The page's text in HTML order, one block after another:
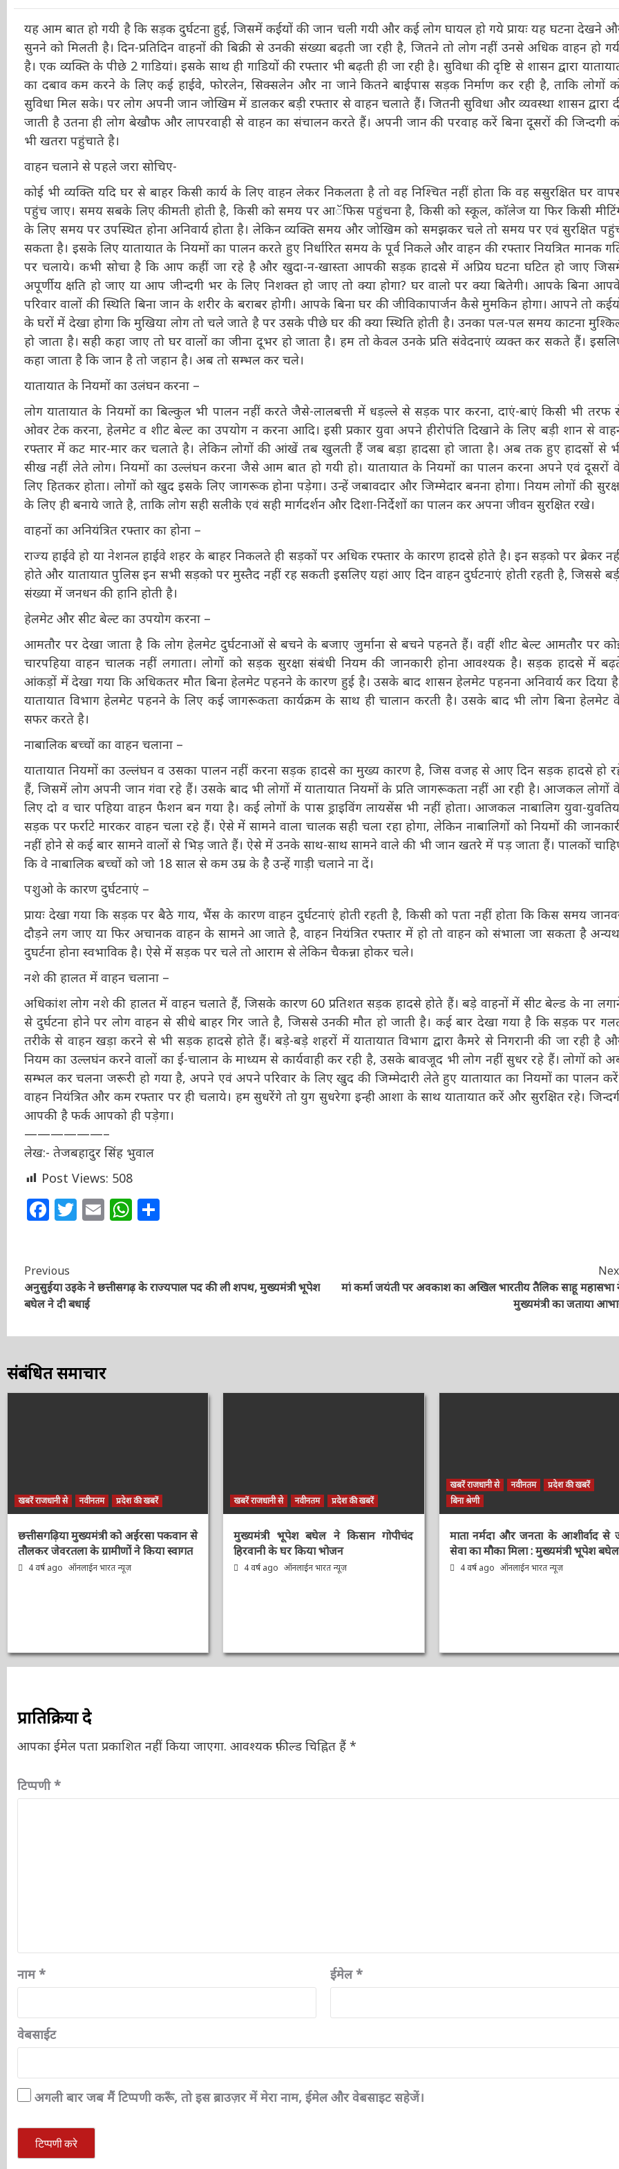
यह आम बात हो गयी है कि सड़क दुर्घटना हुई, जिसमें कईयों की जान चली गयी और कई लोग घायल हो गये प्रायः यह घटना देखने
और सुनने को मिलती है। दिन-प्रतिदिन वाहनों की बिक्री से उनकी संख्या बढ़ती जा रही है, जितने तो लोग नहीं उनसे अधिक वाहन हो
गयी है। एक व्यक्ति के पीछे 2 गाडियां। इसके साथ ही गाडियों की रफ्तार भी बढ़ती ही जा रही है। सुविधा की दृष्टि से शासन द्वारा
यातायात का दबाव कम करने के लिए कई हाईवे, फोरलेन, सिक्सलेन और ना जाने कितने बाईपास सड़क निर्माण कर रही है, ताकि
लोगों को सुविधा मिल सके। पर लोग अपनी जान जोखिम में डालकर बड़ी रफ्तार से वाहन चलाते हैं। जितनी सुविधा और व्यवस्था
शासन द्वारा दी जाती है उतना ही लोग बेखौफ और लापरवाही से वाहन का संचालन करते हैं। अपनी जान की परवाह करें बिना दूसरों
की जिन्दगी को भी खतरा पहुंचाते है।
वाहन चलाने से पहले जरा सोचिए-
कोई भी व्यक्ति यदि घर से बाहर किसी कार्य के लिए वाहन लेकर निकलता है तो वह निश्चित नहीं होता कि वह ससुरक्षित घर वापस
पहुंच जाए। समय सबके लिए कीमती होती है, किसी को समय पर आॅफिस पहुंचना है, किसी को स्कूल, काॅलेज या फिर किसी
मीटिंग के लिए समय पर उपस्थित होना अनिवार्य होता है। लेकिन व्यक्ति समय और जोखिम को समझकर चले तो समय पर एवं
सुरक्षित पहुंच सकता है। इसके लिए यातायात के नियमों का पालन करते हुए निर्धारित समय के पूर्व निकले और वाहन की रफ्तार
नियत्रित मानक गति पर चलाये। कभी सोचा है कि आप कहीं जा रहे है और खुदा-न-खास्ता आपकी सड़क हादसे में अप्रिय घटना
घटित हो जाए जिसमें अपूर्णीय क्षति हो जाए या आप जीन्दगी भर के लिए निशक्त हो जाए तो क्या होगा? घर वालो पर क्या बितेगी।
आपके बिना आपके परिवार वालों की स्थिति बिना जान के शरीर के बराबर होगी। आपके बिना घर की जीविकापार्जन कैसे मुमकिन
होगा। आपने तो कईयों के घरों में देखा होगा कि मुखिया लोग तो चले जाते है पर उसके पीछे घर की क्या स्थिति होती है। उनका पल-
पल समय काटना मुश्किल हो जाता है। सही कहा जाए तो घर वालों का जीना दूभर हो जाता है। हम तो केवल उनके प्रति संवेदनाएं
व्यक्त कर सकते हैं। इसलिए कहा जाता है कि जान है तो जहान है। अब तो सम्भल कर चले।
यातायात के नियमों का उलंघन करना –
लोग यातायात के नियमों का बिल्कुल भी पालन नहीं करते जैसे-लालबत्ती में धड़ल्ले से सड़क पार करना, दाएं-बाएं किसी भी तरफ से
ओवर टेक करना, हेलमेट व शीट बेल्ट का उपयोग न करना आदि। इसी प्रकार युवा अपने हीरोपंति दिखाने के लिए बड़ी शान से वाहन
रफ्तार में कट मार-मार कर चलाते है। लेकिन लोगों की आंखें तब खुलती हैं जब बड़ा हादसा हो जाता है। अब तक हुए हादसों से भी
सीख नहीं लेते लोग। नियमों का उल्लंघन करना जैसे आम बात हो गयी हो। यातायात के नियमों का पालन करना अपने एवं दूसरों के
लिए हितकर होता। लोगों को खुद इसके लिए जागरूक होना पड़ेगा। उन्हें जबावदार और जिम्मेदार बनना होगा। नियम लोगों की सुरक्षा
के लिए ही बनाये जाते है, ताकि लोग सही सलीके एवं सही मार्गदर्शन और दिशा-निर्देशों का पालन कर अपना जीवन सुरक्षित रखे।
वाहनों का अनियंत्रित रफ्तार का होना –
राज्य हाईवे हो या नेशनल हाईवे शहर के बाहर निकलते ही सड़कों पर अधिक रफ्तार के कारण हादसे होते है। इन सड़को पर ब्रेकर
नहीं होते और यातायात पुलिस इन सभी सड़को पर मुस्तैद नहीं रह सकती इसलिए यहां आए दिन वाहन दुर्घटनाएं होती रहती है,
जिससे बड़ी संख्या में जनधन की हानि होती है।
हेलमेट और सीट बेल्ट का उपयोग करना –
आमतौर पर देखा जाता है कि लोग हेलमेट दुर्घटनाओं से बचने के बजाए जुर्माना से बचने पहनते हैं। वहीं शीट बेल्ट आमतौर पर कोई
चारपहिया वाहन चालक नहीं लगाता। लोगों को सड़क सुरक्षा संबंधी नियम की जानकारी होना आवश्यक है। सड़क हादसे में बढ़ते
आंकड़ों में देखा गया कि अधिकतर मौत बिना हेलमेट पहनने के कारण हुई है। उसके बाद शासन हेलमेट पहनना अनिवार्य कर दिया है।
यातायात विभाग हेलमेट पहनने के लिए कई जागरूकता कार्यक्रम के साथ ही चालान करती है। उसके बाद भी लोग बिना हेलमेट के
सफर करते है।
नाबालिक बच्चों का वाहन चलाना –
यातायात नियमों का उल्लंघन व उसका पालन नहीं करना सड़क हादसे का मुख्य कारण है, जिस वजह से आए दिन सड़क हादसे हो रहे
हैं, जिसमें लोग अपनी जान गंवा रहे हैं। उसके बाद भी लोगों में यातायात नियमों के प्रति जागरूकता नहीं आ रही है। आजकल लोगों
के लिए दो व चार पहिया वाहन फैशन बन गया है। कई लोगों के पास ड्राइविंग लायसेंस भी नहीं होता। आजकल नाबालिग युवा-
युवतियां सड़क पर फर्राटे मारकर वाहन चला रहे हैं। ऐसे में सामने वाला चालक सही चला रहा होगा, लेकिन नाबालिगों को नियमों की
जानकारी नहीं होने से कई बार सामने वालों से भिड़ जाते हैं। ऐसे में उनके साथ-साथ सामने वाले की भी जान खतरे में पड़ जाता हैं।
पालकों चाहिए कि वे नाबालिक बच्चों को जो 18 साल से कम उम्र के है उन्हें गाड़ी चलाने ना दें।
पशुओ के कारण दुर्घटनाएं –
प्रायः देखा गया कि सड़क पर बैठे गाय, भैंस के कारण वाहन दुर्घटनाएं होती रहती है, किसी को पता नहीं होता कि किस समय जानवर
दौड़ने लग जाए या फिर अचानक वाहन के सामने आ जाते है, वाहन नियंत्रित रफ्तार में हो तो वाहन को संभाला जा सकता है अन्यथा
दुघर्टना होना स्वभाविक है। ऐसे में सड़क पर चले तो आराम से लेकिन चैकन्ना होकर चले।
नशे की हालत में वाहन चलाना –
अधिकांश लोग नशे की हालत में वाहन चलाते हैं, जिसके कारण 60 प्रतिशत सड़क हादसे होते हैं। बड़े वाहनों में सीट बेल्ड के ना लगाने
से दुर्घटना होने पर लोग वाहन से सीधे बाहर गिर जाते है, जिससे उनकी मौत हो जाती है। कई बार देखा गया है कि सड़क पर गलत
तरीके से वाहन खड़ा करने से भी सड़क हादसे होते हैं। बड़े-बड़े शहरों में यातायात विभाग द्वारा कैमरे से निगरानी की जा रही है और
नियम का उल्लघंन करने वालों का ई-चालान के माध्यम से कार्यवाही कर रही है, उसके बावजूद भी लोग नहीं सुधर रहे हैं। लोगों को
अब सम्भल कर चलना जरूरी हो गया है, अपने एवं अपने परिवार के लिए खुद की जिम्मेदारी लेते हुए यातायात का नियमों का पालन
करें। वाहन नियंत्रित और कम रफ्तार पर ही चलाये। हम सुधरेंगे तो युग सुधरेगा इन्ही आशा के साथ यातायात करें और सुरक्षित रहे।
जिन्दगी आपकी है फर्क आपको ही पड़ेगा।
——————–
लेख:- तेजबहादुर सिंह भुवाल
Post Views: 508
Facebook
Twitter
EmailWhatsApp
Continue
Reading
Previous
अनुसुईया उइके ने छत्तीसगढ़ के राज्यपाल पद की ली शपथ, मुख्यमंत्री भूपेश
बघेल ने दी बधाई
Next
मां कर्मा जयंती पर अवकाश का अखिल भारतीय तैलिक साहू महासभा ने
मुख्यमंत्री का जताया आभार
संबंधित समाचार
खबरें राजधानी से नवीनतम प्रदेश की खबरें
छत्तीसगढ़िया मुख्यमंत्री को अईरसा पकवान
से तौलकर जेवरतला के ग्रामीणों ने किया
स्वागत
खबरें राजधानी से नवीनतम प्रदेश की खबरें
मुख्यमंत्री भूपेश बघेल ने किसान गोपीचंद
हिरवानी के घर किया भोजन
4 वर्ष ago ऑनलाईन भारत न्यूज़
खबरें राजधानी से नवीनतम
प्रदेश की खबरें
बिना श्रेणी
माता नर्मदा और जनता के आशीर्वाद से
सेवा का मौका मिला : मुख्यमंत्री भूपेश बघेल
4 वर्ष ago ऑनलाईन भारत न्यूज़
प्रातिक्रिया दे
आपका ईमेल पता प्रकाशित नहीं किया जाएगा. आवश्यक फ़ील्ड चिह्नित हैं *
टिप्पणी*
नाम* ईमेल*
वेबसाईट
अगली बार जब मैं टिप्पणी करूँ, तो इस ब्राउज़र में मेरा नाम, ईमेल और वेबसाइट सहेजें।